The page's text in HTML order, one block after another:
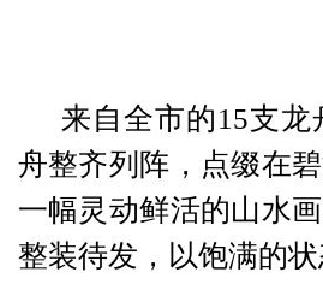
来自全市的15支
舟整齐列阵，点缀在
一幅灵动鲜活的山水
整装待发，以饱满的